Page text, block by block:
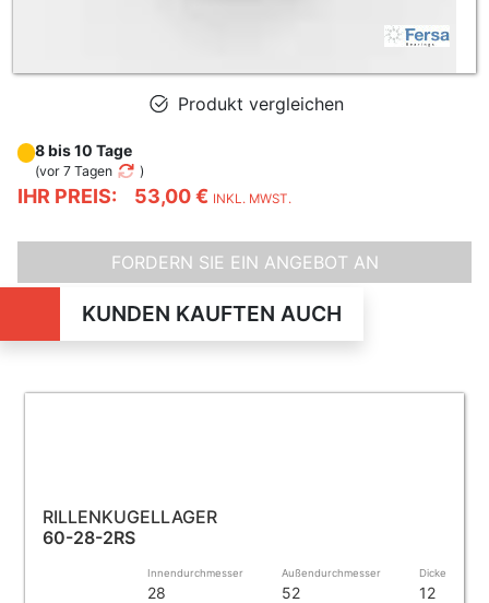
Produkt vergleichen
IHR PREIS: 53,00 € INKL. MWST.
8 bis 10 Tage
(vor 7 Tagen )
FORDERN SIE EIN ANGEBOT AN
KUNDEN KAUFTEN AUCH
RILLENKUGELLAGER
60-28-2RS
Innendurchmesser
28
Außendurchmesser
52
Dicke
12